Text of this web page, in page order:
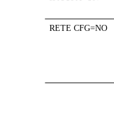
RETE CFG=NO